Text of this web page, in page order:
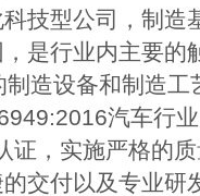
技型公司，制造
是行业内主要的
造设备和制造工
汽车行
证，实施严格的
交付以及专业研